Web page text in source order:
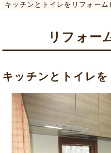
キッチンとトイレをリフォーム
リフォー
キッチンとトイレ